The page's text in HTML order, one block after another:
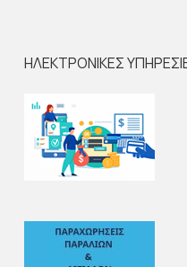
ΗΛΕΚΤΡΟΝΙΚΕΣ